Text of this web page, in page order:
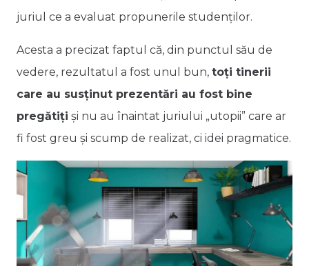
juriul ce a evaluat propunerile studenților.
Acesta a precizat faptul că, din punctul său de
vedere, rezultatul a fost unul bun, toți tinerii
care au susținut prezentări au fost bine
pregătiți și nu au înaintat juriului „utopii” care ar
fi fost greu și scump de realizat, ci idei pragmatice.